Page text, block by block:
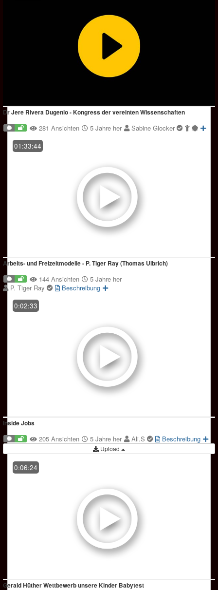
Dr Jere Rivera Dugenio - Kongress der vereinten Wissenschaften
281 Ansichten 5 Jahre her
Sabine Glocker
01:33:44
Arbeits- und Freizeitmodelle - P. Tiger Ray (Thomas Ulbrich)
144 Ansichten
5 Jahre her
P. Tiger Ray
Beschreibung
0:02:33
Inside Jobs
205 Ansichten 5 Jahre her Ali.S Beschreibung
Upload
0:06:24
Gerald Hüther Wettbewerb unsere Kinder Babytest